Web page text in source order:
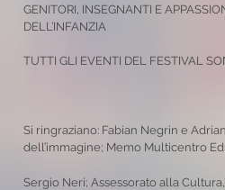
GENITORI, INSEGNANTI E
DELL’INFANZIA
TUTTI GLI EVENTI DEL FESTIVAL
Si ringraziano: Fabian Negrin e
dell’immagine; Memo Multicentro
Sergio Neri; Assessorato alla